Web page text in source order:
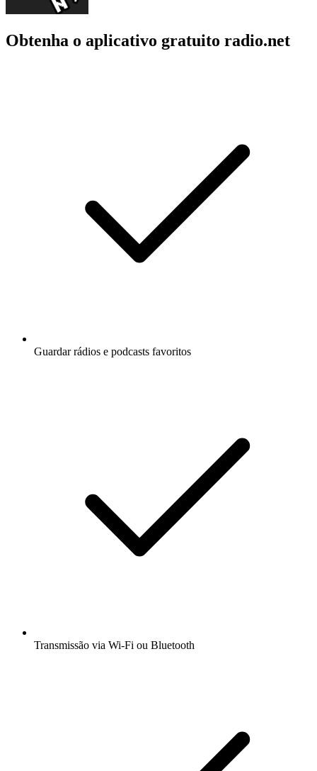
Obtenha o aplicativo gratuito radio.net
Guardar rádios e podcasts favoritos
Transmissão via Wi-Fi ou Bluetooth